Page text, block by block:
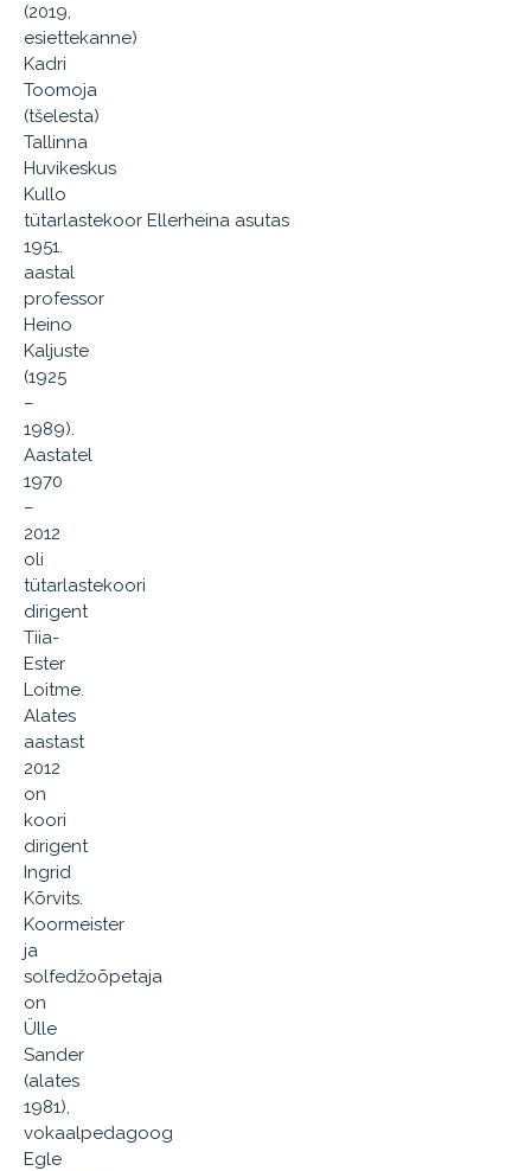
(2019,
esiettekanne)
Kadri
Toomoja
(tšelesta)
Tallinna
Huvikeskus
Kullo
tütarlastekoor Ellerheina asutas
1951.
aastal
professor
Heino
Kaljuste
(1925
–
1989).
Aastatel
1970
–
2012
oli
tütarlastekoori
dirigent
Tiia-
Ester
Loitme.
Alates
aastast
2012
on
koori
dirigent
Ingrid
Kõrvits.
Koormeister
ja
solfedžoõpetaja
on
Ülle
Sander
(alates
1981),
vokaalpedagoog
Egle